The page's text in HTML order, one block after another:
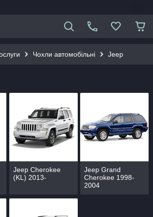
Чохли автомобільні Jeep
Jeep Cherokee
(KL) 2013-
Jeep Grand
Cherokee 1998-
2004